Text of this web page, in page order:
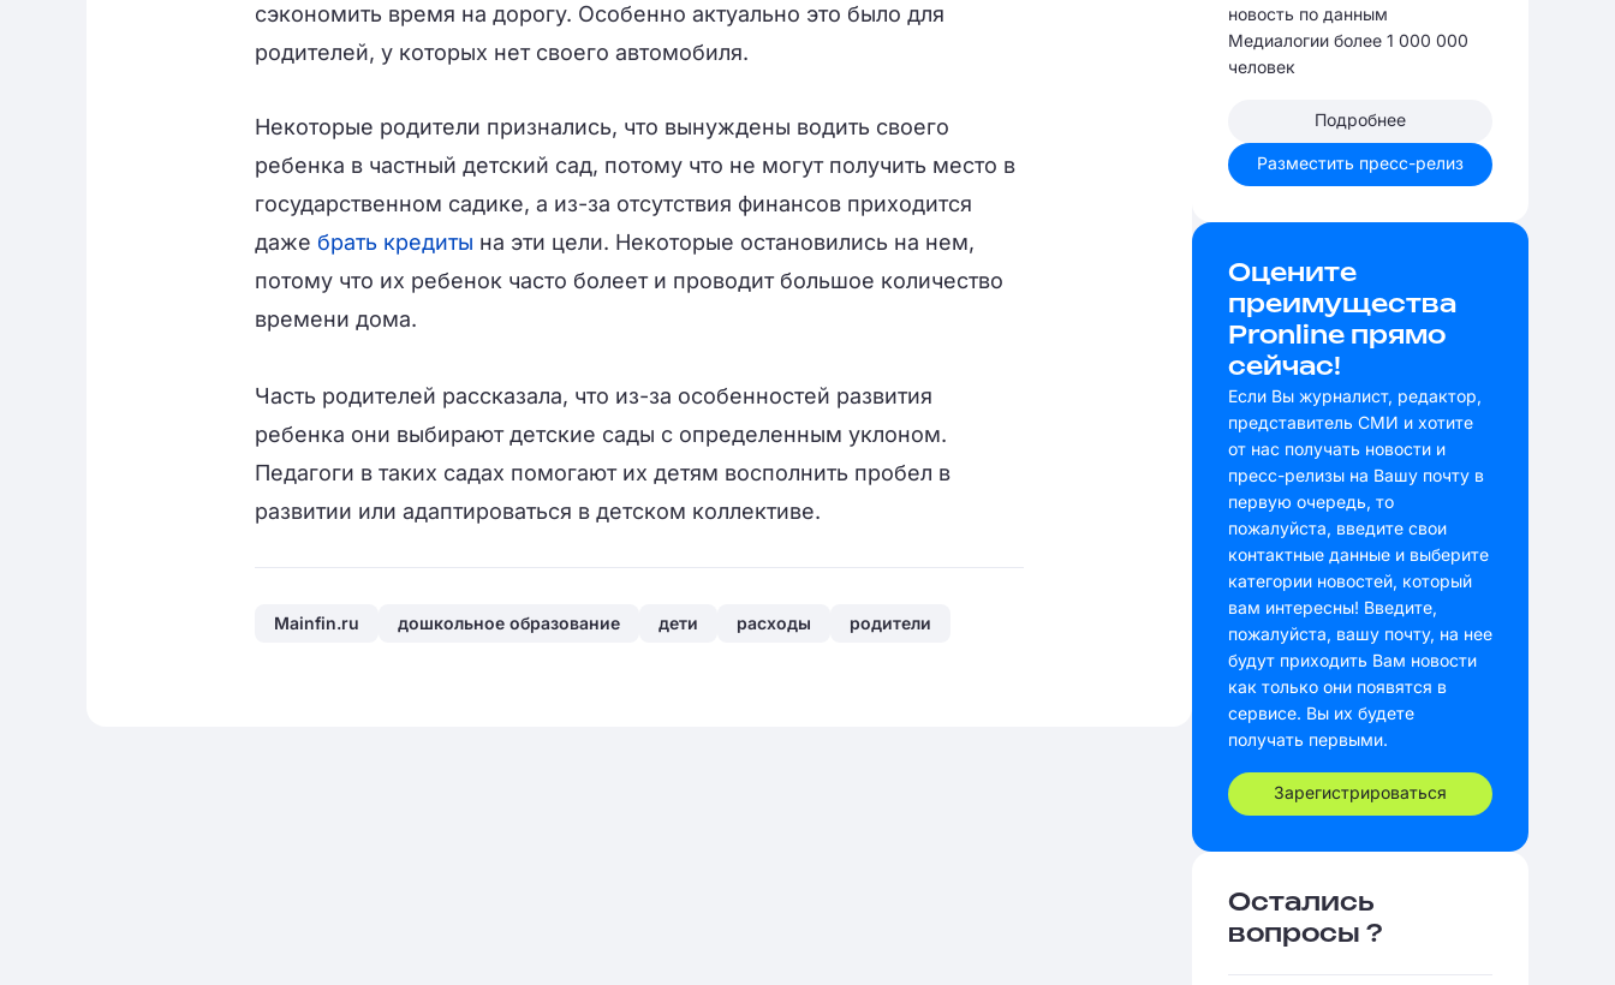
сэкономить время на дорогу. Особенно актуально это было для
родителей, у которых нет своего автомобиля.
Некоторые родители признались, что вынуждены водить своего
ребенка в частный детский сад, потому что не могут получить место в
государственном садике, а из-за отсутствия финансов приходится
даже брать кредиты на эти цели. Некоторые остановились на нем,
потому что их ребенок часто болеет и проводит большое количество
времени дома.
Часть родителей рассказала, что из-за особенностей развития
ребенка они выбирают детские сады с определенным уклоном.
Педагоги в таких садах помогают их детям восполнить пробел в
развитии или адаптироваться в детском коллективе.
Mainfin.ru дошкольное образование дети расходы родители
новость по данным
Медиалогии более 1 000 000
человек
Подробнее
Разместить пресс-релиз
Оцените
преимущества
Pronline прямо
сейчас!
Если Вы журналист, редактор,
представитель СМИ и хотите
от нас получать новости и
пресс-релизы на Вашу почту в
первую очередь, то
пожалуйста, введите свои
контактные данные и выберите
категории новостей, который
вам интересны! Введите,
пожалуйста, вашу почту, на нее
будут приходить Вам новости
как только они появятся в
сервисе. Вы их будете
получать первыми.
Зарегистрироваться
Остались
вопросы ?